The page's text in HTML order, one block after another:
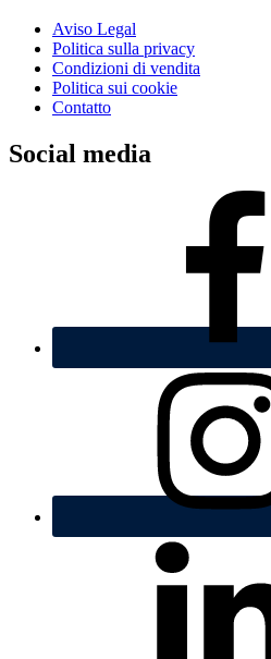
Aviso Legal
Politica sulla privacy
Condizioni di vendita
Politica sui cookie
Contatto
Social media